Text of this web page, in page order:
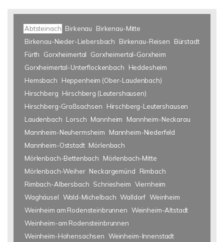
Abtsteinach Birkenau
Birkenau-Mitte
Birkenau-Nieder-Liebersbach
Birkenau-Reisen
Bürstadt
Fürth
Gorxheimertal
Gorxheimertal-Gorxheim
Gorxheimertal-Unterflockenbach
Heddesheim
Hemsbach
Heppenheim (Ober-Laudenbach)
Hirschberg Hirschberg (Leutershausen)
Hirschberg-Großsachsen
Hirschberg-Leutershausen
Laudenbach Lorsch Mannheim
Mannheim-Neckarau
Mannheim-Neuhermsheim
Mannheim-Niederfeld
Mannheim-Oststadt Mörlenbach
Mörlenbach-Bettenbach
Mörlenbach-Mitte
Mörlenbach-Weiher Neckargemünd
Rimbach
Rimbach-Albersbach Schriesheim Viernheim
Waghäusel Wald-Michelbach Walldorf Weinheim
Weinheim am Rodensteinbrunnen Weinheim-Altstadt
Weinheim-am Rodensteinbrunnen
Weinheim-Hohensachsen Weinheim-Innenstadt